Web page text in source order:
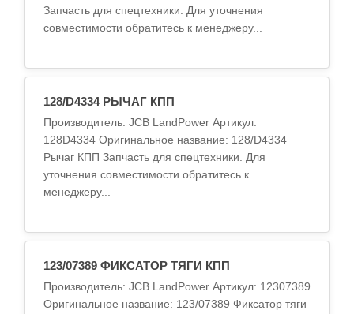
Запчасть для спецтехники. Для уточнения
совместимости обратитесь к менеджеру...
128/D4334 РЫЧАГ КПП
Производитель: JCB LandPower Артикул:
128D4334 Оригинальное название: 128/D4334
Рычаг КПП Запчасть для спецтехники. Для
уточнения совместимости обратитесь к
менеджеру...
123/07389 ФИКСАТОР ТЯГИ КПП
Производитель: JCB LandPower Артикул: 12307389
Оригинальное название: 123/07389 Фиксатор тяги